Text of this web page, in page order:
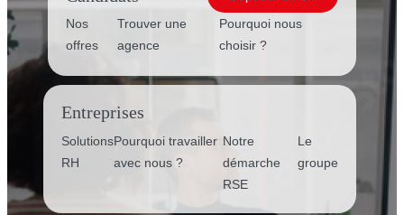
Nos
offres
Trouver une
agence
Pourquoi nous
choisir ?
Entreprises
Solutions
RH
Pourquoi travailler
avec nous ?
Notre
démarche
RSE
Le
groupe